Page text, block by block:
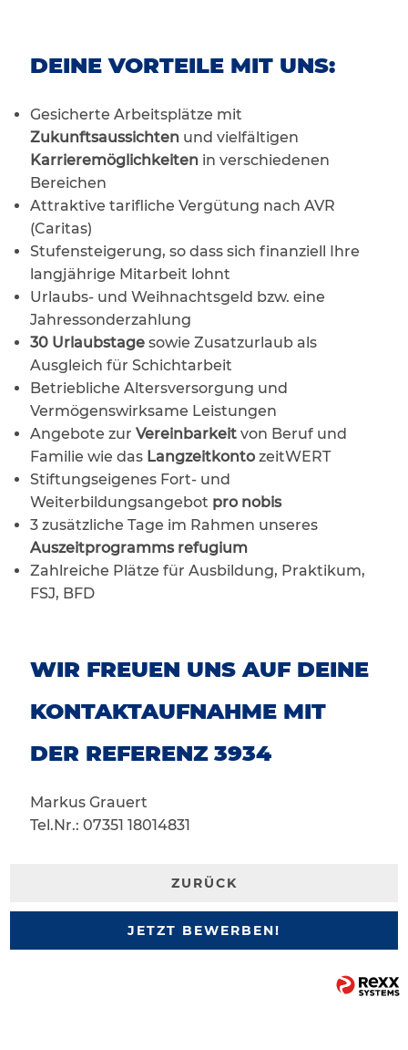
DEINE VORTEILE MIT UNS:
Gesicherte Arbeitsplätze mit
Zukunftsaussichtenund vielfältigen
Karrieremöglichkeiten in verschiedenen
Bereichen
Attraktive tarifliche Vergütung nach AVR
(Caritas)
Stufensteigerung, so dass sich finanziell Ihre
langjährige Mitarbeit lohnt
Urlaubs- und Weihnachtsgeld bzw. eine
Jahressonderzahlung
30 Urlaubstage sowie Zusatzurlaub als
Ausgleich für Schichtarbeit
Betriebliche Altersversorgung und
Vermögenswirksame Leistungen
Angebote zur Vereinbarkeitvon Beruf und
Familie wie das LangzeitkontozeitWERT
Stiftungseigenes Fort- und
Weiterbildungsangebot pro nobis
3 zusätzliche Tage im Rahmen unseres
Auszeitprogramms refugium
Zahlreiche Plätze für Ausbildung, Praktikum,
FSJ, BFD
WIR FREUEN UNS AUF DEINE
KONTAKTAUFNAHME MIT
DER REFERENZ 3934
Markus Grauert
Tel.Nr.: 07351 18014831
ZURÜCK
JETZT BEWERBEN!